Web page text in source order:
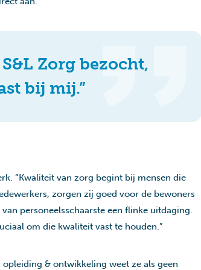
Zorg bezocht,
bij mij.”
“Kwaliteit van zorg begint bij mensen die
zorgen zij goed voor de bewoners
personeelsschaarste een flinke uitdaging.
om die kwaliteit vast te houden.”
& ontwikkeling weet ze als geen